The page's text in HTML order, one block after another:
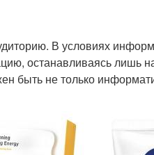
В условиях
останавливаясь лишь
быть не только